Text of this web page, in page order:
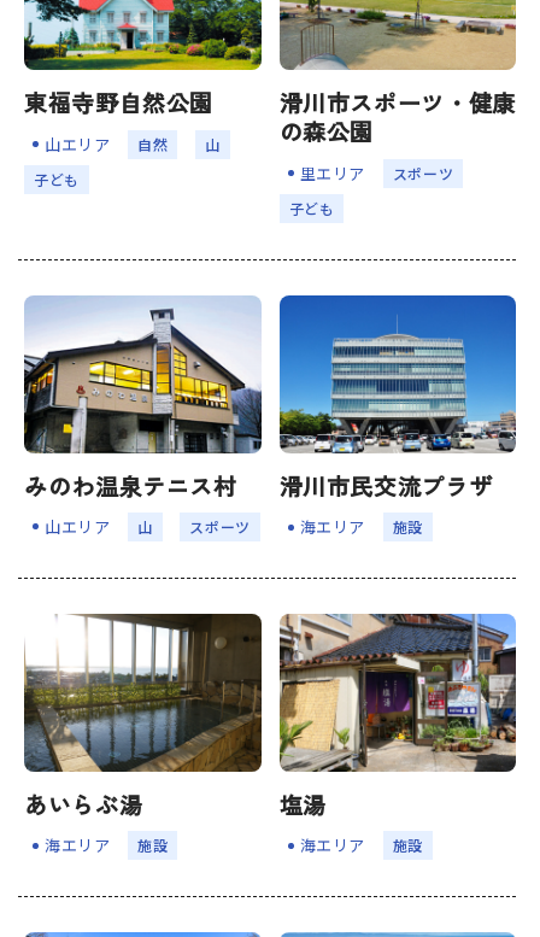
東福寺野自然公園
山エリア ⾃然
山
子ども
滑川市スポーツ・健康
の森公園
里エリア
スポーツ
子ども
みのわ温泉テニス村
山エリア 山 スポーツ
滑川市民交流プラザ
海エリア 施設
あいらぶ湯
海エリア 施設
塩湯
海エリア 施設